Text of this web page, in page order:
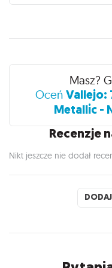
Recenzje
Masz?
Oceń Vallejo:
Metallic -
Recenzje
Nikt jeszcze nie dodał